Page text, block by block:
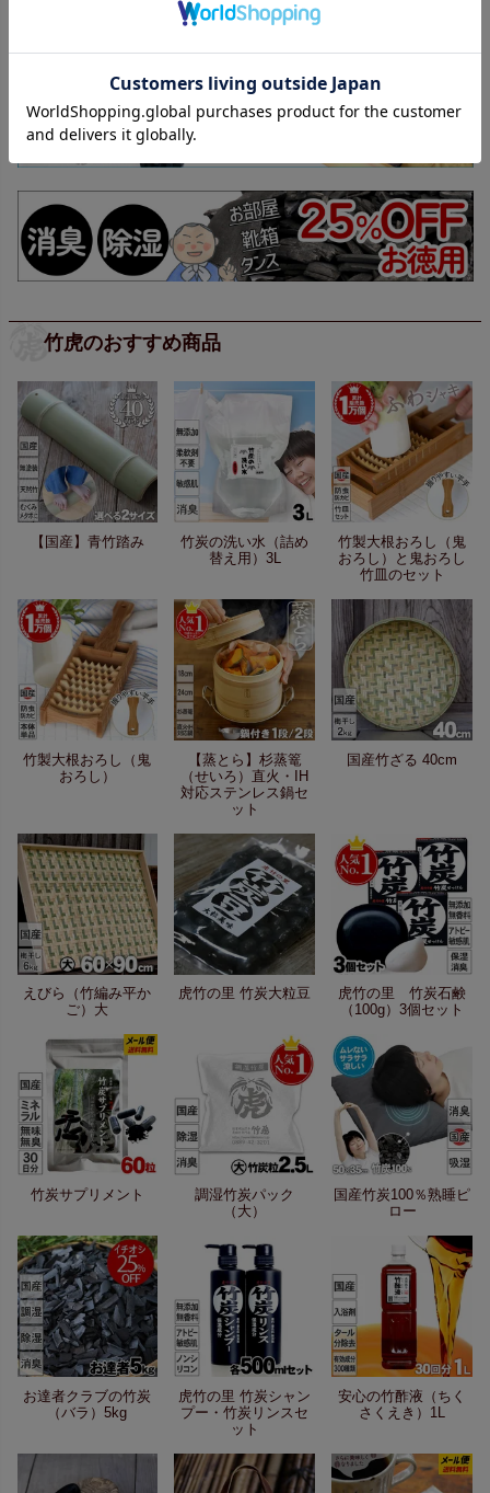
竹虎のおすすめ商品
【国産】青竹踏み
竹炭の洗い水（詰め
替え用）3L
竹製大根おろし（鬼
おろし）と鬼おろし
竹皿のセット
竹製大根おろし（鬼
おろし）
【蒸とら】杉蒸篭
（せいろ）直火・IH
対応ステンレス鍋セ
ット
国産竹ざる 40cm
えびら（竹編み平か
ご）大
虎竹の里 竹炭大粒豆
虎竹の里 竹炭石鹸
（100g）3個セット
竹炭サプリメント
調湿竹炭パック
（大）
国産竹炭100％熟睡ピ
ロー
お達者クラブの竹炭
（バラ）5kg
虎竹の里 竹炭シャン
プー・竹炭リンスセ
ット
安心の竹酢液（ちく
さくえき）1L